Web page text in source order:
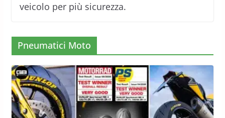
veicolo per più sicurezza.
Pneumatici Moto